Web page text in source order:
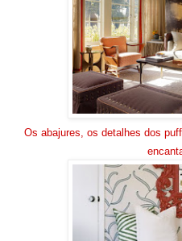
Os abajures, os detalhes dos